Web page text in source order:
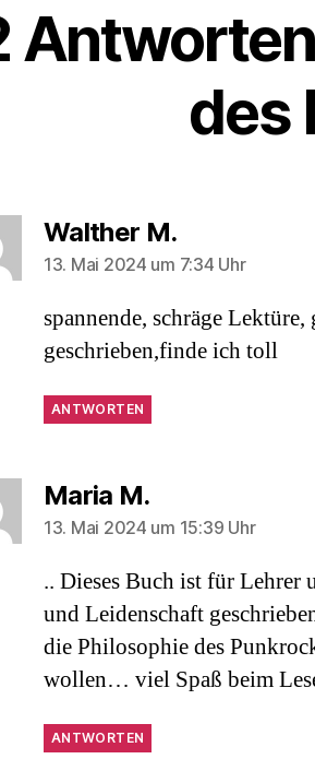
des
Walther M.sagt:
13. Mai 2024 um 7:34 Uhr
spannende, schräge
geschrieben,finde ich toll
ANTWORTEN
Maria M.sagt:
13. Mai 2024 um 15:39 Uhr
.. Dieses Buch ist für
und Leidenschaft
die Philosophie des
wollen… viel Spaß beim
ANTWORTEN